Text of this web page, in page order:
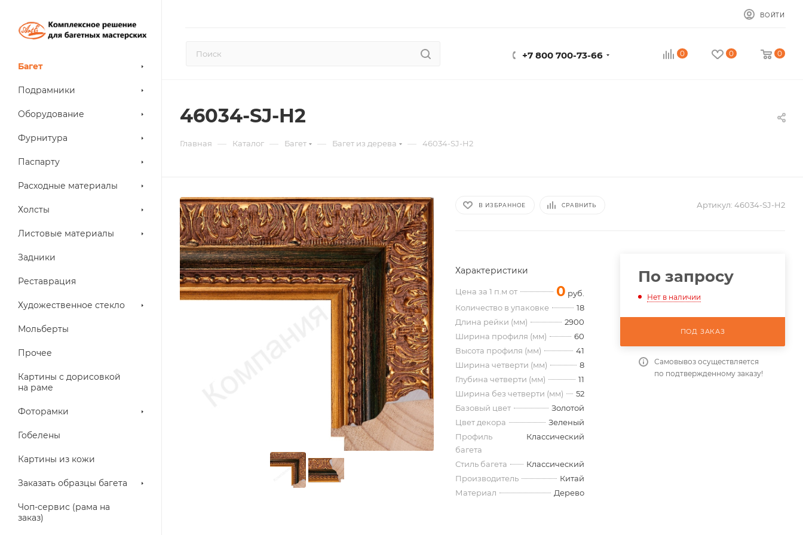
ВОЙТИ
+7 800 700-73-66 0 0 0
Багет
Подрамники
Оборудование
Фурнитура
Паспарту
Расходные материалы
Холсты
Листовые материалы
Задники
Реставрация
Художественное стекло
Мольберты
Прочее
Картины с дорисовкой
на раме
Фоторамки
Гобелены
Картины из кожи
Заказать образцы багета
Чоп-сервис (рама на
заказ)
46034-SJ-H2
Главная — Каталог — Багет — Багет из дерева — 46034-SJ-H2
В ИЗБРАННОЕ СРАВНИТЬ Артикул: 46034-SJ-H2
Характеристики
Цена за 1 п.м от 0 руб.
Количество в упаковке
18
Длина рейки (мм)
2900
Ширина профиля (мм)
60
Высота профиля (мм)
41
Ширина четверти (мм)
8
Глубина четверти (мм)
11
Ширина без четверти (мм)
52
Базовый цвет
Золотой
Цвет декора
Зеленый
Профиль
багета
Классический
Стиль багета
Классический
Производитель
Китай
Материал
Дерево
По запросу
Нет в наличии
ПОД ЗАКАЗ
Самовывоз осуществляется
по подтвержденному заказу!